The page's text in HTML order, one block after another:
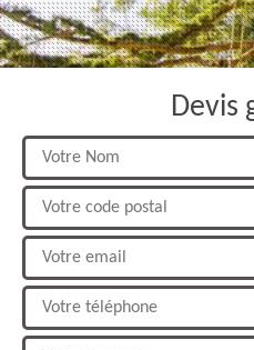
Devis